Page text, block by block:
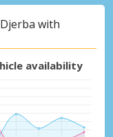
with
availability